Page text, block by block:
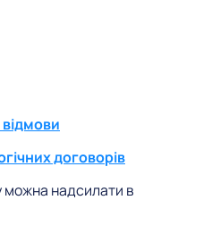
відмови
договорів
надсилати в